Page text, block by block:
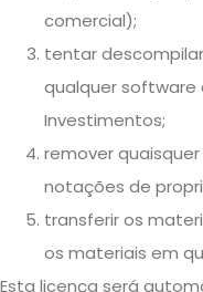
comercial);
tentar
qualquer software
Investimentos;
remover
notações de
transferir os
os materiais em
Esta licença será